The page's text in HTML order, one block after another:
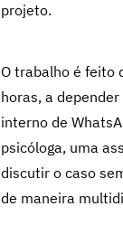
projeto.
O trabalho é feito
horas, a
interno de
psicóloga, uma
discutir o caso
de maneira